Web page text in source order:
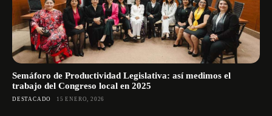
Semáforo de Productividad Legislativa: así medimos el
trabajo del Congreso local en 2025
DESTACADO 15 ENERO, 2026